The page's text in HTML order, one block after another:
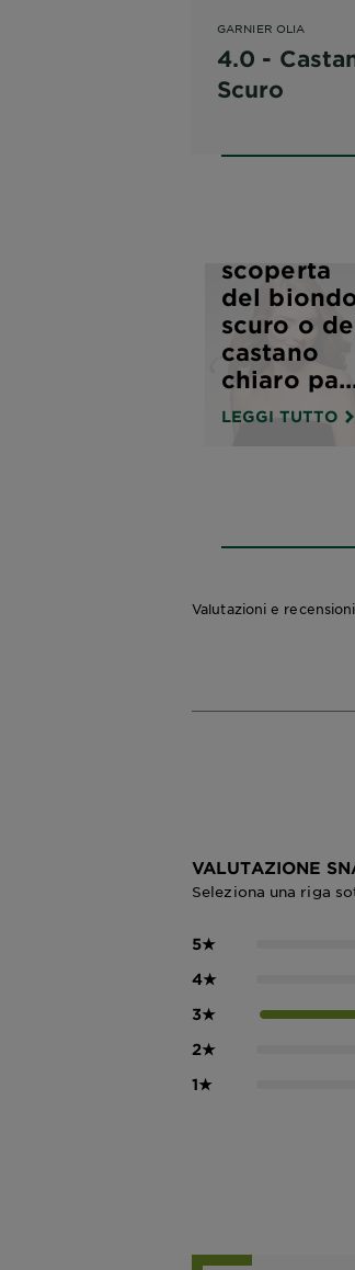
GARNIER OLIA
4.0 -
Scuro
scoperta
del
scuro o
castano
chiaro
LEGGI TUTTO
Valutazioni e recensioni
VALUTAZIONE
Seleziona una riga
5★
4★
3★
2★
1★